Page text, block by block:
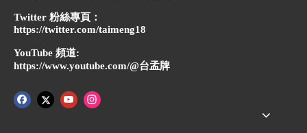
Twitter 粉絲專頁：
https://twitter.com/taimeng18
YouTube 頻道:
https://www.youtube.com/@台孟牌